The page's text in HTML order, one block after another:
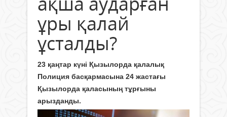
ұры қалай
ұсталды?
23 қаңтар күні Қызылорда қалалық
Полиция басқармасына 24 жастағы
Қызылорда қаласының тұрғыны
арызданды.